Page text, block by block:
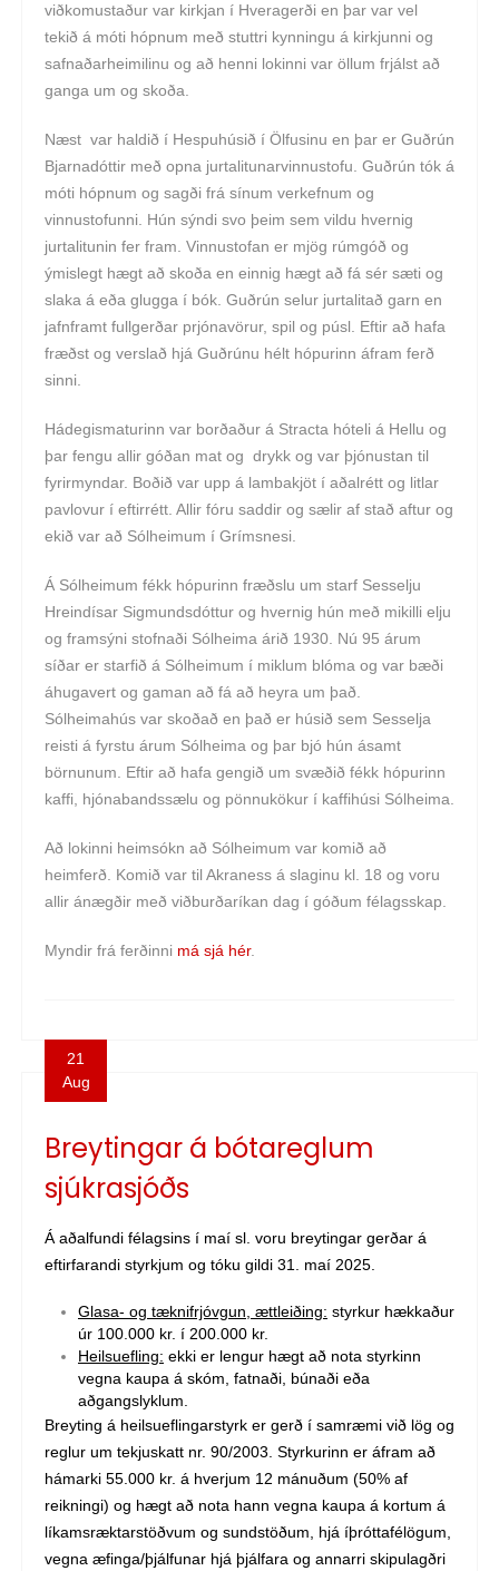
viðkomustaður var kirkjan í Hveragerði en þar var vel
tekið á móti hópnum með stuttri kynningu á kirkjunni og
safnaðarheimilinu og að henni lokinni var öllum frjálst að
ganga um og skoða.
Næst var haldið í Hespuhúsið í Ölfusinu en þar er Guðrún
Bjarnadóttir með opna jurtalitunarvinnustofu. Guðrún tók á
móti hópnum og sagði frá sínum verkefnum og
vinnustofunni. Hún sýndi svo þeim sem vildu hvernig
jurtalitunin fer fram. Vinnustofan er mjög rúmgóð og
ýmislegt hægt að skoða en einnig hægt að fá sér sæti og
slaka á eða glugga í bók. Guðrún selur jurtalitað garn en
jafnframt fullgerðar prjónavörur, spil og púsl. Eftir að hafa
fræðst og verslað hjá Guðrúnu hélt hópurinn áfram ferð
sinni.
Hádegismaturinn var borðaður á Stracta hóteli á Hellu og
þar fengu allir góðan mat og drykk og var þjónustan til
fyrirmyndar. Boðið var upp á lambakjöt í aðalrétt og litlar
pavlovur í eftirrétt. Allir fóru saddir og sælir af stað aftur og
ekið var að Sólheimum í Grímsnesi.
Á Sólheimum fékk hópurinn fræðslu um starf Sesselju
Hreindísar Sigmundsdóttur og hvernig hún með mikilli elju
og framsýni stofnaði Sólheima árið 1930. Nú 95 árum
síðar er starfið á Sólheimum í miklum blóma og var bæði
áhugavert og gaman að fá að heyra um það.
Sólheimahús var skoðað en það er húsið sem Sesselja
reisti á fyrstu árum Sólheima og þar bjó hún ásamt
börnunum. Eftir að hafa gengið um svæðið fékk hópurinn
kaffi, hjónabandssælu og pönnukökur í kaffihúsi Sólheima.
Að lokinni heimsókn að Sólheimum var komið að
heimferð. Komið var til Akraness á slaginu kl. 18 og voru
allir ánægðir með viðburðaríkan dag í góðum félagsskap.
Myndir frá ferðinni má sjá hér.
21
Aug
Breytingar á bótareglum
sjúkrasjóðs
Á aðalfundi félagsins í maí sl. voru breytingar gerðar á
eftirfarandi styrkjum og tóku gildi 31. maí 2025.
Glasa- og tæknifrjóvgun, ættleiðing: styrkur hækkaður
úr 100.000 kr. í 200.000 kr.
Heilsuefling: ekki er lengur hægt að nota styrkinn
vegna kaupa á skóm, fatnaði, búnaði eða
aðgangslyklum.
Breyting á heilsueflingarstyrk er gerð í samræmi við lög og
reglur um tekjuskatt nr. 90/2003. Styrkurinn er áfram að
hámarki 55.000 kr. á hverjum 12 mánuðum (50% af
reikningi) og hægt að nota hann vegna kaupa á kortum á
líkamsræktarstöðvum og sundstöðum, hjá íþróttafélögum,
vegna æfinga/þjálfunar hjá þjálfara og annarri skipulagðri